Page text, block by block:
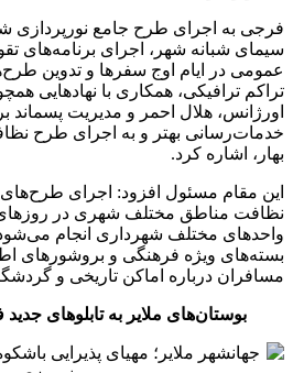
فرجی به اجرای طرح جامع نورپردازی
سیمای شبانه شهر، اجرای برنامه‌های
عمومی در ایام اوج سفرها و تدوین
تراکم ترافیکی، همکاری با نهادهایی
اورژانس، هلال احمر و مدیریت پسماند
خدمات‌رسانی بهتر و به اجرای طرح
بهار، اشاره کرد.
این مقام مسئول افزود: اجرای
نظافت مناطق مختلف شهری در
واحدهای مختلف شهرداری انجام
بسته‌های ویژه فرهنگی و بروشورهای
مسافران درباره اماکن تاریخی و
بوستان‌های ملایر به تابلوهای